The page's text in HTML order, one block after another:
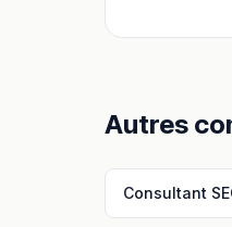
Autres
Consultant